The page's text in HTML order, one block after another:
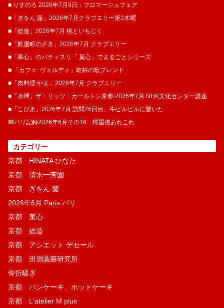
■ りすのろ 2026年7月9日：フロマージュフェア
■「ぎをん 藤」2026年7月クラブエリー第2木曜
■「総造」2026年7月 桃といちじく
■「麩屋町のざき」2026年7月 クラブエリー
■「果心」のパティスリ「 菓​心」でまるごとシリーズ
■ 「カフェ･ヴェルディ」乾杯の歌ブレンド
■「肉料理 やま」2026年7月 クラブエリー
■「水暉」ザ・リッツ・カールトン京都 2026年7月 NHK文化センター講座
■「こぴゑ」2026年7月 訪問26回目、牛ピルピルに驚いた
🟦パリ記録2026年6月その16 帰国後あれこれ
カテゴリー
京都 HINATA ひなた
京都 清水一芳園
京都 ぎをん 藤
2026年6月 Paris パリ
京都 菓​心
京都 総造
京都 アシエット デセール
京都 田淵薬膳研究所
骨折騒ぎ
京都 パンケーキ、ホットケーキ
京都 L'atelier M plus